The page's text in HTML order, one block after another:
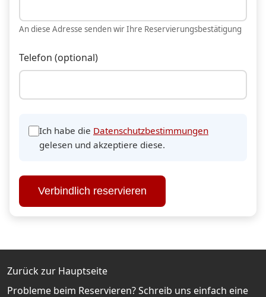
An diese Adresse senden wir Ihre Reservierungsbestätigung
Telefon (optional)
Ich habe die Datenschutzbestimmungen
gelesen und akzeptiere diese.
Verbindlich reservieren
Zurück zur Hauptseite
Probleme beim Reservieren? Schreib uns einfach eine